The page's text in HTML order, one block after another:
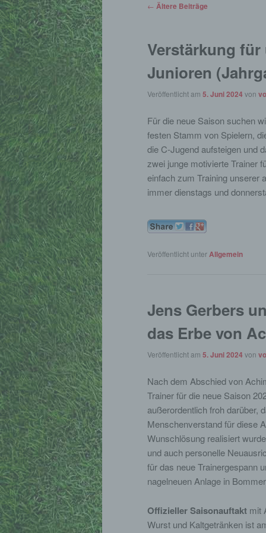
Beitrags-
← Ältere Beiträge
Verstärkung
Junioren
Veröffentlicht am 5. Juni 2024 von
Für die neue Saison suchen
festen Stamm von Spielern,
die C-Jugend aufsteigen und
zwei junge motivierte Trainer
einfach zum Training unserer
immer dienstags und
Veröffentlicht unterAllgemein
Jens Gerbers
das Erbe von
Veröffentlicht am 5. Juni 2024 von
Nach dem Abschied von
Trainer für die neue Saison
außerordentlich froh darüber,
Menschenverstand für diese
Wunschlösung realisiert
und auch personelle
für das neue Trainergespann
nagelneuen Anlage in
Offizieller Saisonauftakt mit
Wurst und Kaltgetränken ist